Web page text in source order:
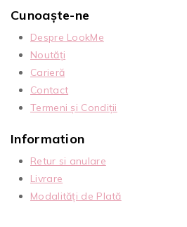
Cunoaște-ne
Despre LookMe
Noutăți
Carieră
Contact
Termeni și Condiții
Information
Retur si anulare
Livrare
Modalități de Plată